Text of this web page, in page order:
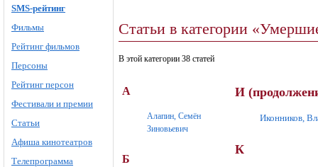
SMS-рейтинг
Фильмы
Рейтинг фильмов
Персоны
Рейтинг персон
Фестивали и премии
Статьи
Афиша кинотеатров
Телепрограмма
Статьи в категории
В этой категории 38 статей
А
Алапин, Семён
Зиновьевич
Б
И
Иконников,
К